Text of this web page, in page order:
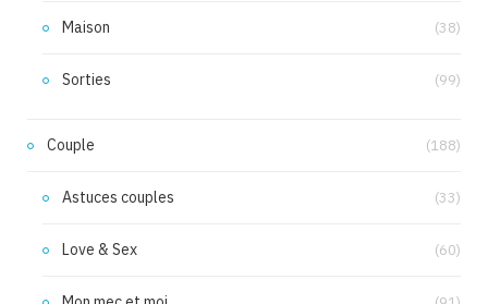
Maison (38)
Sorties (99)
Couple (188)
Astuces couples (33)
Love & Sex (60)